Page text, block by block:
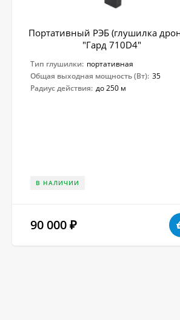
Портативный РЭБ (глушилка
"Гард 710D4"
Тип глушилки: портативная
Общая выходная мощность (Вт): 35
Радиус действия: до 250 м
В НАЛИЧИИ
90 000 ₽